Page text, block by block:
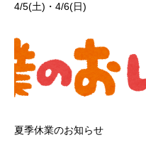
4/5(土)・4/6(日)
夏季休業のお知らせ